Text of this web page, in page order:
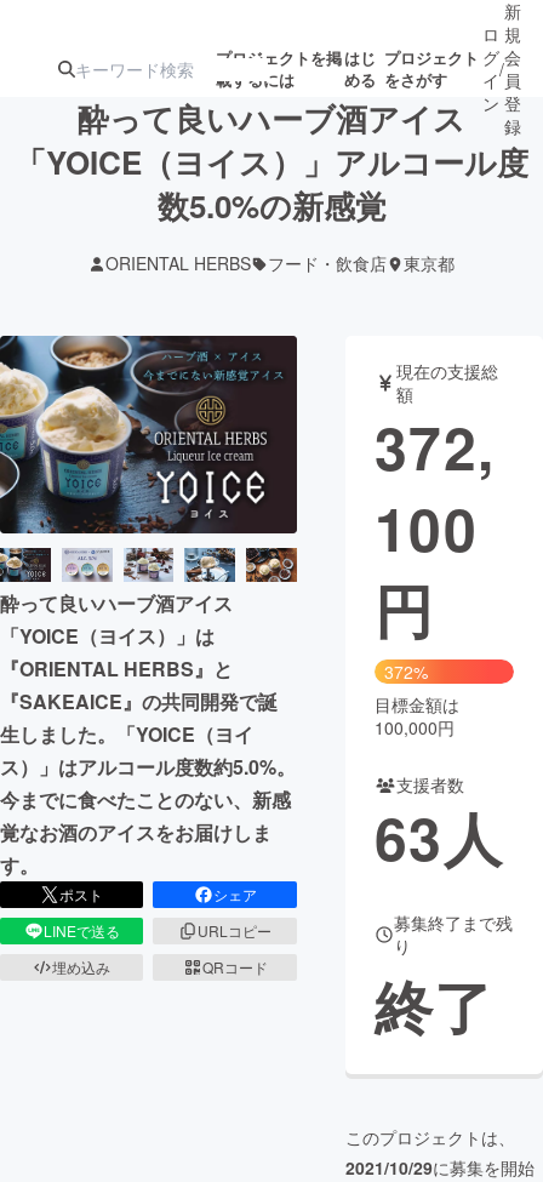
プロジェクトを掲
載するには
はじ
める
プロジェクト
をさがす
注目のリ 注目の新着プロ募集終了が近いプ
テクノロジー・ガジェット
映像・映画 書籍・雑誌
ビジネス・起業 チャレンジ
まちづくり・地域活性化
CAMPFIRE for Social Good
CAMPFIRE Creation
CAMPFIREふるさと納税
コミュニティ
ロ
グ
イ
ン
/
新
規
会
員
登
録
酔って良いハーブ酒アイス
「YOICE（ヨイス）」アルコール度
数5.0%の新感覚
ORIENTAL HERBS フード・飲食店 東京都
酔って良いハーブ酒アイス
「YOICE（ヨイス）」は
『ORIENTAL HERBS』と
『SAKEAICE』の共同開発で誕
生しました。「YOICE（ヨイ
ス）」はアルコール度数約5.0%。
今までに食べたことのない、新感
覚なお酒のアイスをお届けしま
す。
ポスト
シェア
LINEで送る
URLコピー
埋め込み
QRコード
現在の支援総
額
372,
100
円
372%
目標金額は
100,000円
支援者数
63人
募集終了まで残
り
終了
このプロジェクトは、
2021/10/29に募集を開始